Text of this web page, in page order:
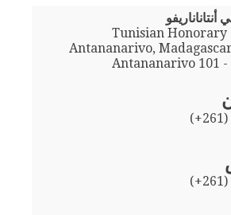
Tunisian Honorary
Antananarivo, Madagascar
Antananarivo 101 -
(+261)
(+261)